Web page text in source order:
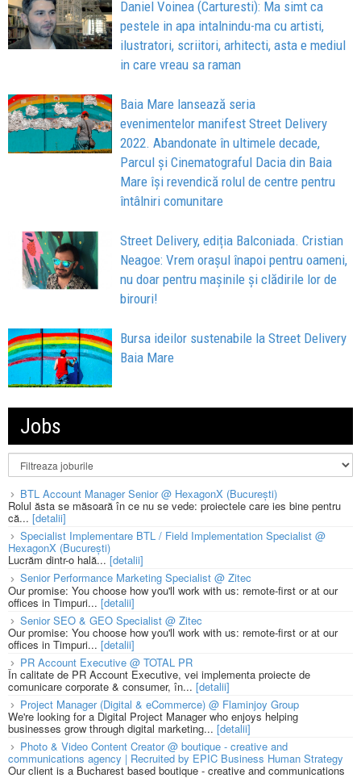
Daniel Voinea (Carturesti): Ma simt ca
pestele in apa intalnindu-ma cu artisti,
ilustratori, scriitori, arhitecti, asta e mediul
in care vreau sa raman
Baia Mare lansează seria
evenimentelor manifest Street Delivery
2022. Abandonate în ultimele decade,
Parcul și Cinematograful Dacia din Baia
Mare își revendică rolul de centre pentru
întâlniri comunitare
Street Delivery, ediția Balconiada. Cristian
Neagoe: Vrem orașul înapoi pentru oameni,
nu doar pentru mașinile și clădirile lor de
birouri!
Bursa ideilor sustenabile la Street Delivery
Baia Mare
Jobs
BTL Account Manager Senior @ HexagonX (București)
Rolul ăsta se măsoară în ce nu se vede: proiectele care ies bine pentru
că... [detalii]
Specialist Implementare BTL / Field Implementation Specialist @
HexagonX (București)
Lucrăm dintr-o hală... [detalii]
Senior Performance Marketing Specialist @ Zitec
Our promise: You choose how you'll work with us: remote-first or at our
offices in Timpuri... [detalii]
Senior SEO & GEO Specialist @ Zitec
Our promise: You choose how you'll work with us: remote-first or at our
offices in Timpuri... [detalii]
PR Account Executive @ TOTAL PR
În calitate de PR Account Executive, vei implementa proiecte de
comunicare corporate & consumer, în... [detalii]
Project Manager (Digital & eCommerce) @ Flaminjoy Group
We're looking for a Digital Project Manager who enjoys helping
businesses grow through digital marketing... [detalii]
Photo & Video Content Creator @ boutique - creative and
communications agency | Recruited by EPIC Business Human Strategy
Our client is a Bucharest based boutique - creative and communications